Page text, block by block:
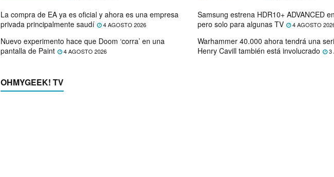
La compra de EA ya es oficial y ahora es una empresa
privada principalmente saudí
4 AGOSTO 2026
Samsung estrena HDR10+ ADVANCED
pero solo para algunas TV
4 AGOSTO
Nuevo experimento hace que Doom ‘corra’ en una
pantalla de Paint
4 AGOSTO 2026
Warhammer 40.000 ahora tendrá una
Henry Cavill también está involucrado
3
OHMYGEEK! TV